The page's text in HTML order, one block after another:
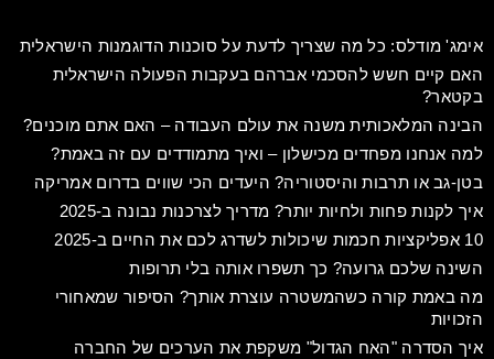
אימג' מודלס: כל מה שצריך לדעת על סוכנות הדוגמנות הישראלית
האם קיים חשש להסכמי אברהם בעקבות הפעולה הישראלית
בקטאר?
הבינה המלאכותית משנה את עולם העבודה – האם אתם מוכנים?
למה אנחנו מפחדים מכישלון – ואיך מתמודדים עם זה באמת?
בטן-גב או תרבות והיסטוריה? היעדים הכי שווים בדרום אמריקה
איך לקנות פחות ולחיות יותר? מדריך לצרכנות נבונה ב-2025
10 אפליקציות חכמות שיכולות לשדרג לכם את החיים ב-2025
השינה שלכם גרועה? כך תשפרו אותה בלי תרופות
מה באמת קורה כשהמשטרה עוצרת אותך? הסיפור שמאחורי
הזכויות
איך הסדרה "האח הגדול" משקפת את הערכים של החברה